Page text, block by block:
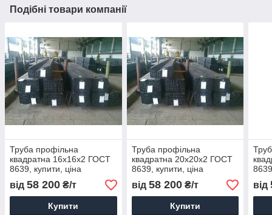
Подібні товари компанії
Труба профільна
квадратна 16х16х2 ГОСТ
8639, купити, ціна
від 58 200 ₴/т
Купити
Труба профільна
квадратна 20х20х2 ГОСТ
8639, купити, ціна
від 58 200₴/т
Купити
від